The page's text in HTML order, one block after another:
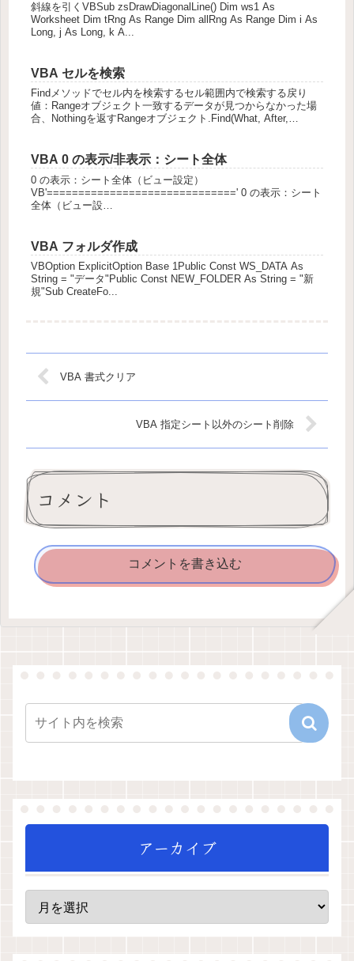
斜線を引くVBSub zsDrawDiagonalLine() Dim ws1 As
Worksheet Dim tRng As Range Dim allRng As Range Dim i As
Long, j As Long, k A...
VBA セルを検索
Findメソッドでセル内を検索するセル範囲内で検索する戻り
値：Rangeオブジェクト一致するデータが見つからなかった場
合、Nothingを返すRangeオブジェクト.Find(What, After,
VBA 0 の表示/非表示：シート全体
0 の表示：シート全体（ビュー設定）
VB'==============================' 0 の表示：シート
全体（ビュー設
VBA フォルダ作成
VBOption ExplicitOption Base 1Public Const WS_DATA As
String = "データ"Public Const NEW_FOLDER As String = "新
規"Sub CreateFo...
VBA 書式クリア
VBA 指定シート以外のシート削除
コメント
コメントを書き込む
アーカイブ